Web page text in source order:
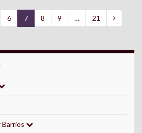
6 7 8 9 … 21